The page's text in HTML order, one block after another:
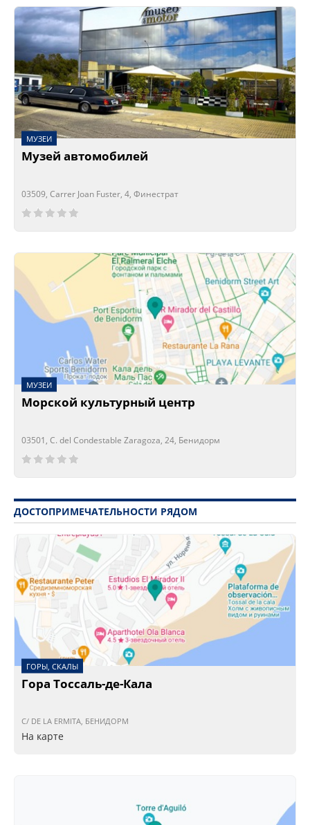
МУЗЕИ
Музей автомобилей
03509, Carrer Joan Fuster, 4, Финестрат
Сейчас открыто!
Сейчас закрыто!
МУЗЕИ
Морской культурный центр
03501, C. del Condestable Zaragoza, 24, Бенидорм
Сейчас открыто!
Сейчас закрыто!
ДОСТОПРИМЕЧАТЕЛЬНОСТИ РЯДОМ
ГОРЫ, СКАЛЫ
Гора Тоссаль-де-Кала
C/ DE LA ERMITA, БЕНИДОРМ
На карте